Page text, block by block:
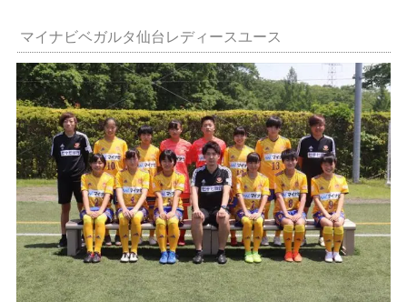
マイナビベガルタ仙台レディースユース